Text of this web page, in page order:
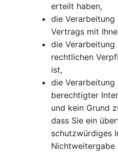
erteilt haben,
die
Vertrags mit
die
rechtlichen
ist,
die Verarbeitung
berechtigter
und kein Grund
dass Sie ein
schutzwürdiges
Nichtweitergabe